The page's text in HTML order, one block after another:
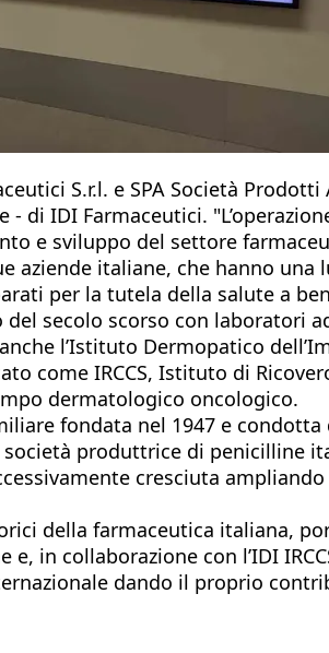
S.r.l. e SPA Società
- di IDI Farmaceutici.
e sviluppo del settore
aziende italiane, che hanno
per la tutela della salute a
del secolo scorso con
l’Istituto Dermopatico
come IRCCS, Istituto di
dermatologico oncologico.
fondata nel 1947 e
produttrice di penicilline
cresciuta
della farmaceutica italiana,
in collaborazione con l’IDI
dando il proprio